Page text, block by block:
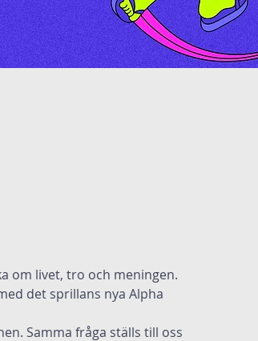
om livet, tro och meningen.
det sprillans nya Alpha